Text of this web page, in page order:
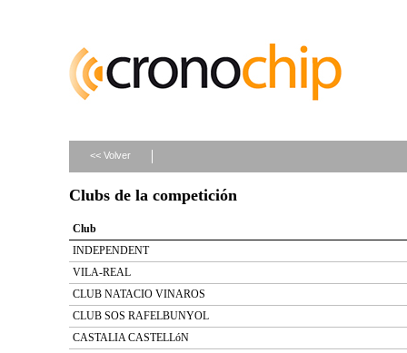
<< Volver
Clubs de la competición
Club
INDEPENDENT
VILA-REAL
CLUB NATACIO VINAROS
CLUB SOS RAFELBUNYOL
CASTALIA CASTELLóN